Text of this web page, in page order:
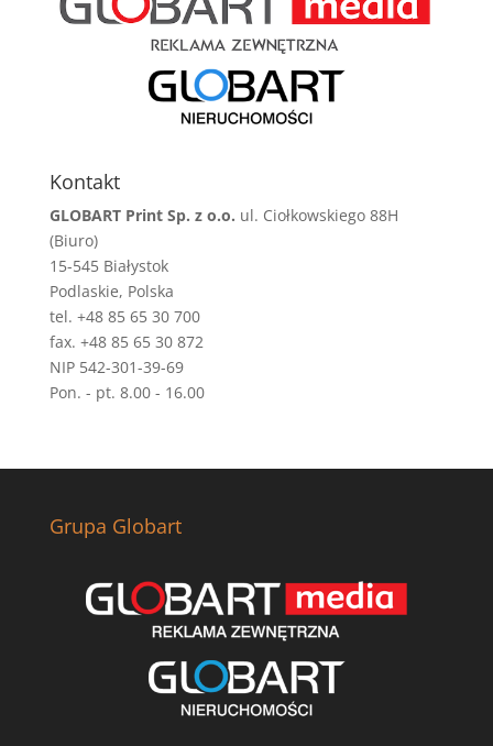
Kontakt
GLOBART Print Sp. z o.o. ul. Ciołkowskiego 88H
(Biuro)
15-545 Białystok
Podlaskie, Polska
tel. +48 85 65 30 700
fax. +48 85 65 30 872
NIP 542-301-39-69
Pon. - pt. 8.00 - 16.00
Grupa Globart